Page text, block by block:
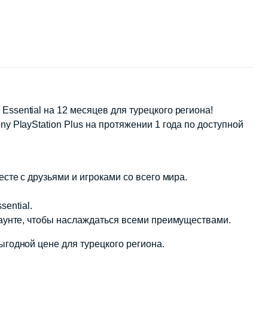
на 12 месяцев для турецкого региона!
PlayStation Plus на протяжении 1 года по доступной
с друзьями и игроками со всего мира.
чтобы наслаждаться всеми преимуществами.
цене для турецкого региона.